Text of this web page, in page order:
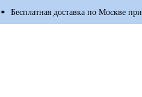
Бесплатная доставка по Москве при